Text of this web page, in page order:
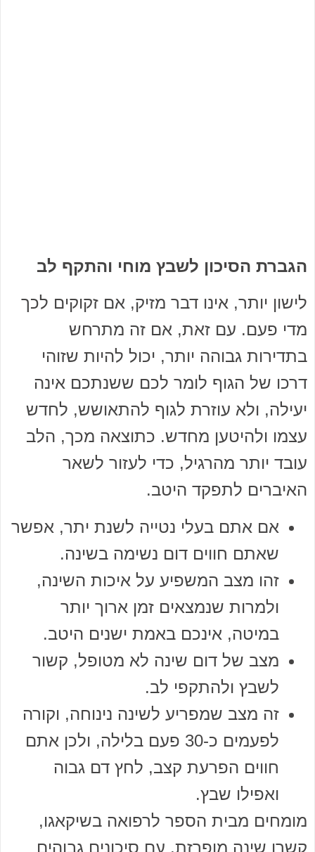
הגברת הסיכון לשבץ מוחי והתקף לב
לישון יותר, אינו דבר מזיק, אם זקוקים לכך
מדי פעם. עם זאת, אם זה מתרחש
בתדירות גבוהה יותר, יכול להיות שזוהי
דרכו של הגוף לומר לכם ששנתכם אינה
יעילה, ולא עוזרת לגוף להתאושש, לחדש
עצמו ולהיטען מחדש. כתוצאה מכך, הלב
עובד יותר מהרגיל, כדי לעזור לשאר
האיברים לתפקד היטב.
אם אתם בעלי נטייה לשנת יתר, אפשר
שאתם חווים דום נשימה בשינה.
זהו מצב המשפיע על איכות השינה,
ולמרות שנמצאים זמן ארוך יותר
במיטה, אינכם באמת ישנים היטב.
מצב של דום שינה לא מטופל, קשור
לשבץ ולהתקפי לב.
זה מצב שמפריע לשינה נינוחה, וקורה
לפעמים כ-30 פעם בלילה, ולכן אתם
חווים הפרעת קצב, לחץ דם גבוה
ואפילו שבץ.
מומחים מבית הספר לרפואה בשיקאגו,
קשרו שינה מופרזת, עם סיכונים גבוהים